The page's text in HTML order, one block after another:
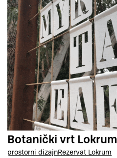
Botanički vrt Lokrum
prostorni dizajnRezervat Lokrum